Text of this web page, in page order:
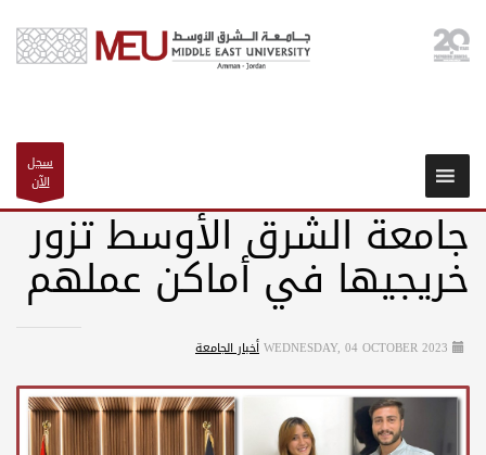
سجل
الآن
جامعة الشرق الأوسط تزور
خريجيها في أماكن عملهم
WEDNESDAY, 04 OCTOBER 2023أخبار الجامعة